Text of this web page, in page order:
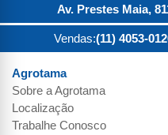
Av. Prestes Maia,
Vendas:(11) 4053-
Agrotama
Sobre aAgrotama
Localização
Trabalhe Conosco